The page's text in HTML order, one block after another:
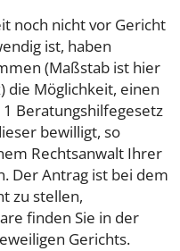
noch nicht vor Gericht
ist, haben
(Maßstab ist hier
die Möglichkeit, einen
Beratungshilfegesetz
bewilligt, so
Rechtsanwalt Ihrer
Der Antrag ist bei dem
zu stellen,
finden Sie in der
Gerichts.